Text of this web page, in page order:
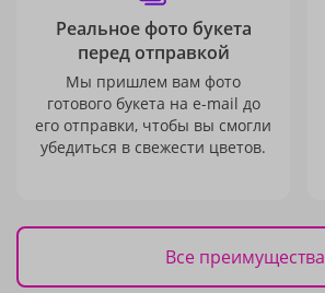
Реальное фото букета
перед отправкой
Мы пришлем вам фото
готового букета на e-mail до
его отправки, чтобы вы смогли
убедиться в свежести цветов.
Все преимущества